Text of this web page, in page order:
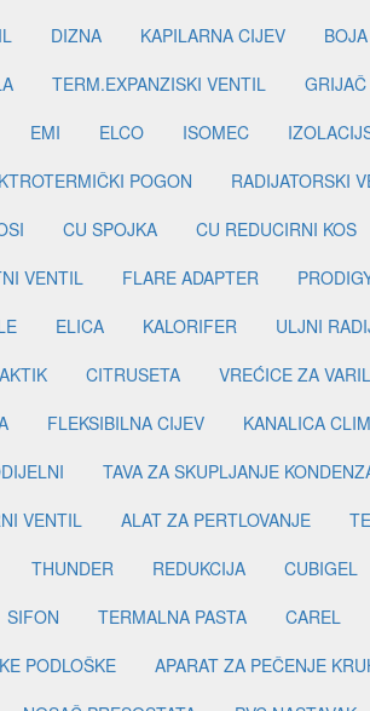
DIZNA KAPILARNA CIJEV BOJA
TERM.EXPANZISKI VENTIL
EMI ELCO ISOMEC
POGON RADIJATORSKI
CU SPOJKA CU REDUCIRNI KOS
VENTIL FLARE ADAPTER
ELICA KALORIFER ULJNI
CITRUSETA VREĆICE ZA
FLEKSIBILNA CIJEV KANALICA
TAVA ZA SKUPLJANJE
VENTIL ALAT ZA PERTLOVANJE
THUNDER REDUKCIJA CUBIGEL
SIFON TERMALNA PASTA CAREL
PODLOŠKE APARAT ZA PEČENJE